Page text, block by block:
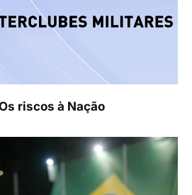
riscos à Nação